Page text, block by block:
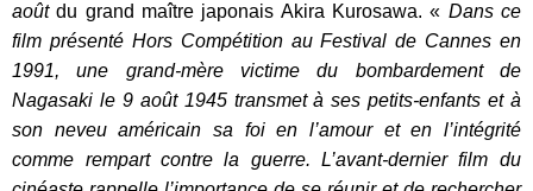
aoûtdu grand maître japonais Akira Kurosawa. « Dans ce
film présenté Hors Compétition au Festival de Cannes en
1991, une grand-mère victime du bombardement de
Nagasaki le 9 août 1945 transmet à ses petits-enfants et à
son neveu américain sa foi en l’amour et en l’intégrité
comme rempart contre la guerre. L’avant-dernier film du